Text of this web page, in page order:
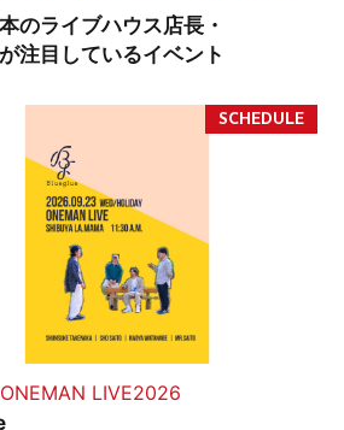
のライブハウス店長・
注目しているイベント
LIVE2026